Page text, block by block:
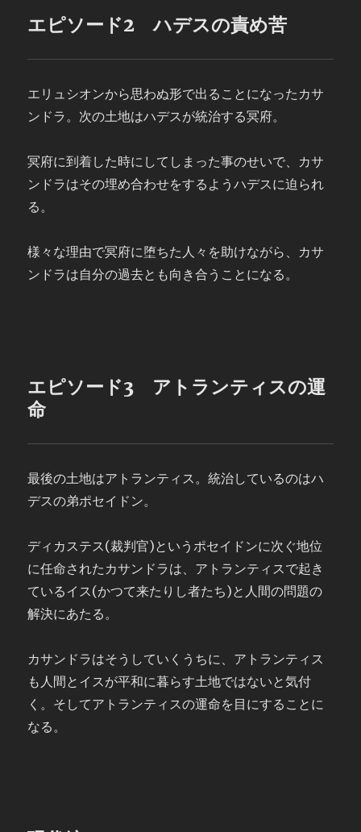
エピソード2 ハデスの責め苦
エリュシオンから思わぬ形で出ることになったカサ
ンドラ。次の土地はハデスが統治する冥府。
冥府に到着した時にしてしまった事のせいで、カサ
ンドラはその埋め合わせをするようハデスに迫られ
る。
様々な理由で冥府に堕ちた人々を助けながら、カサ
ンドラは自分の過去とも向き合うことになる。
エピソード3 アトランティスの運
命
最後の土地はアトランティス。統治しているのはハ
デスの弟ポセイドン。
ディカステス(裁判官)というポセイドンに次ぐ地位
に任命されたカサンドラは、アトランティスで起き
ているイス(かつて来たりし者たち)と人間の問題の
解決にあたる。
カサンドラはそうしていくうちに、アトランティス
も人間とイスが平和に暮らす土地ではないと気付
く。そしてアトランティスの運命を目にすることに
なる。